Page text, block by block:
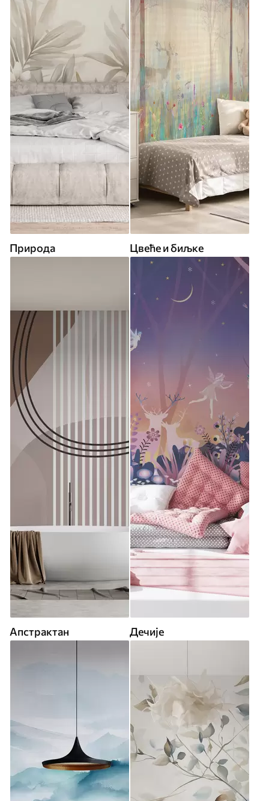
Природа Цвеће и биљке
Апстрактан Дечије